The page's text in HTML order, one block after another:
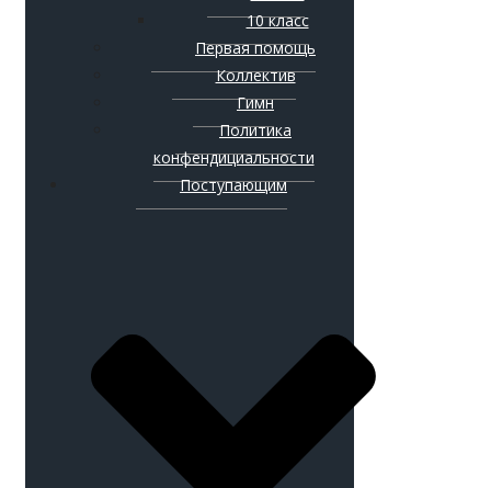
10 класс
Первая помощь
Коллектив
Гимн
Политика
конфендициальности
Поступающим